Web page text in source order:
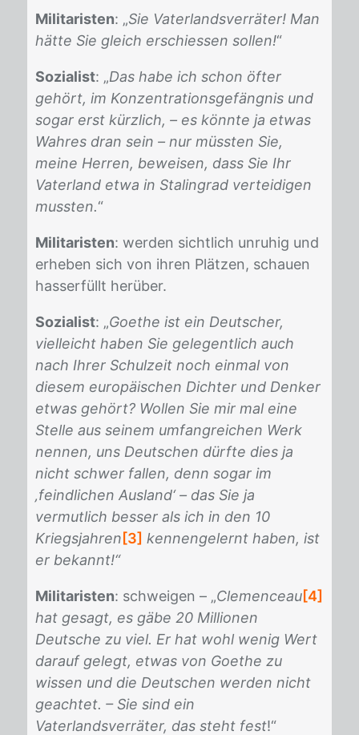
Militaristen: „Sie Vaterlandsverräter! Man
hätte Sie gleich erschiessen sollen!“
Sozialist: „Das habe ich schon öfter
gehört, im Konzentrationsgefängnis und
sogar erst kürzlich, – es könnte ja etwas
Wahres dran sein – nur müssten Sie,
meine Herren, beweisen, dass Sie Ihr
Vaterland etwa in Stalingrad verteidigen
mussten.“
Militaristen: wer­den sicht­lich un­ru­hig und
er­he­ben sich von ih­ren Plät­zen, schau­en
hass­er­füllt her­über.
Sozialist: „Goethe ist ein Deutscher,
vielleicht haben Sie gelegentlich auch
nach Ihrer Schulzeit noch einmal von
diesem europäischen Dichter und Denker
etwas gehört? Wollen Sie mir mal eine
Stelle aus seinem umfangreichen Werk
nennen, uns Deutschen dürfte dies ja
nicht schwer fallen, denn sogar im
‚feindlichen Ausland‘ – das Sie ja
vermutlich besser als ich in den 10
Kriegsjahren [3] kennengelernt haben, ist
er bekannt!“
Militaristen: schwei­gen – „Clemenceau[4]
hat gesagt, es gäbe 20 Millionen
Deutsche zu viel. Er hat wohl wenig Wert
darauf gelegt, etwas von Goethe zu
wissen und die Deutschen werden nicht
geachtet. – Sie sind ein
Vaterlandsverräter, das steht fest!“